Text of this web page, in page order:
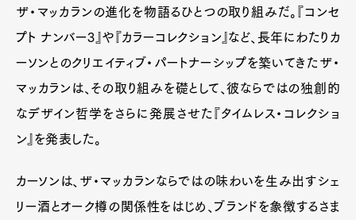
ザ・マッカランの進化を物語るひとつの取り組みだ。『コンセ
プト ナンバー3』や『カラーコレクション』など、長年にわたりカ
ーソンとのクリエイティブ・パートナーシップを築いてきたザ・
マッカランは、その取り組みを礎として、彼ならではの独創的
なデザイン哲学をさらに発展させた『タイムレス・コレクショ
ン』を発表した。
カーソンは、ザ・マッカランならではの味わいを生み出すシェ
リー酒とオーク樽の関係性をはじめ、ブランドを象徴するさま